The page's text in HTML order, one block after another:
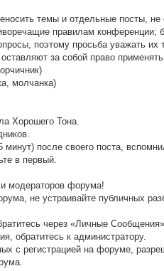
темы и отдельные посты,
правилам конференции;
поэтому просьба уважать их
за собой право
молчанка)
Хорошего Тона.
после своего поста,
в первый.
модераторов форума!
не устраивайте публичных
через «Личные
обратитесь к администратору.
с регистрацией на форуме,